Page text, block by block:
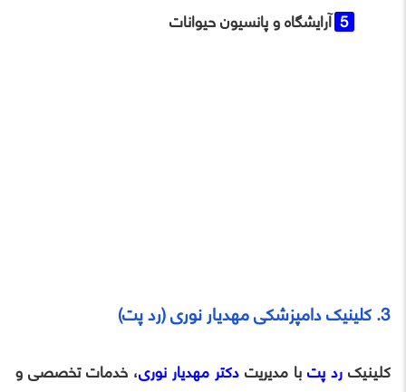
آرایشگاه و پانسیون حیوانات
3. کلینیک دامپزشکی مهدیار نوری (رد پت)
کلینیکرد پتبا مدیریتدکتر مهدیار نوری، خدمات تخصصی و